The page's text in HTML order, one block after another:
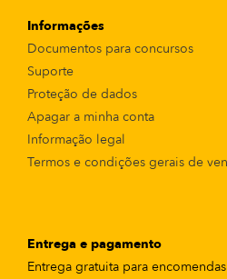
Informações
Documentos para concursos
Suporte
Proteção de dados
Apagar a minha conta
Informação legal
Termos e condições gerais de
Entrega e pagamento
Entrega gratuita para